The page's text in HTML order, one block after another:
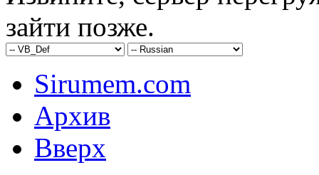
зайти позже.
Sirumem.com
Архив
Вверх